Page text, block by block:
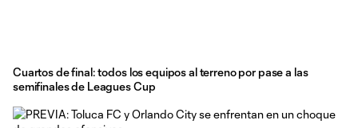
Cuartos de final: todos los equipos al terreno por pase a las
semifinales de Leagues Cup